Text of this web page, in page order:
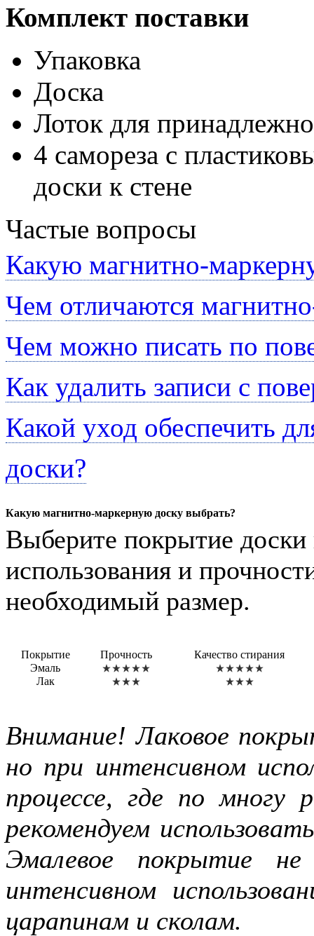
Комплект поставки
Упаковка
Доска
Лоток для
4 самореза с
доски к стене
Частые вопросы
Какую магнитно-
Чем отличаются
Чем можно писать по
Как удалить записи с
Какой уход обеспечить
доски?
Какую магнитно-маркерную доску выбрать?
Выберите покрытие доски
использования и
необходимый размер.
Покрытие Прочность
Качество стирания
Эмаль
Лак
Внимание! Лаковое
но при интенсивном
процессе, где по
рекомендуем
Эмалевое покрытие
интенсивном
царапинам и сколам.